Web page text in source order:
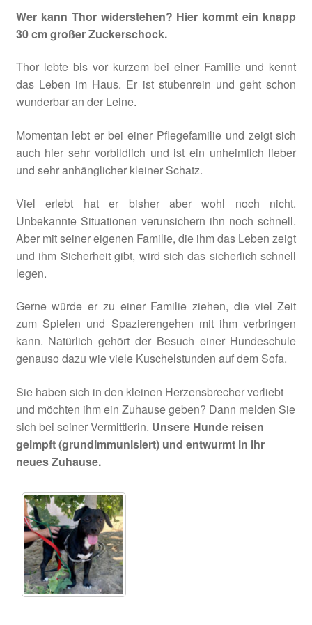
Wer kann Thor widerstehen? Hier kommt ein knapp
30 cm großer Zuckerschock.
Thor lebte bis vor kurzem bei einer Familie und kennt
das Leben im Haus. Er ist stubenrein und geht schon
wunderbar an der Leine.
Momentan lebt er bei einer Pflegefamilie und zeigt sich
auch hier sehr vorbildlich und ist ein unheimlich lieber
und sehr anhänglicher kleiner Schatz.
Viel erlebt hat er bisher aber wohl noch nicht.
Unbekannte Situationen verunsichern ihn noch schnell.
Aber mit seiner eigenen Familie, die ihm das Leben zeigt
und ihm Sicherheit gibt, wird sich das sicherlich schnell
legen.
Gerne würde er zu einer Familie ziehen, die viel Zeit
zum Spielen und Spazierengehen mit ihm verbringen
kann. Natürlich gehört der Besuch einer Hundeschule
genauso dazu wie viele Kuschelstunden auf dem Sofa.
Sie haben sich in den kleinen Herzensbrecher verliebt
und möchten ihm ein Zuhause geben? Dann melden Sie
sich bei seiner Vermittlerin. Unsere Hunde reisen
geimpft (grundimmunisiert) und entwurmt in ihr
neues Zuhause.